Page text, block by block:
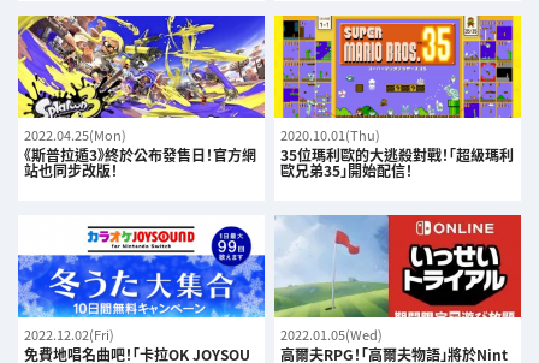
2022.04.25(Mon)
《斯普拉遁3》終於公布發售日！官方網
站也同步改版！
2020.10.01(Thu)
35位瑪利歐的大逃殺對戰！「超級瑪利
歐兄弟35」開始配信！
2022.12.02(Fri)
免費地唱名曲吧！「卡拉OK JOYSOU
2022.01.05(Wed)
高爾夫RPG！「高爾夫物語」將於Nint